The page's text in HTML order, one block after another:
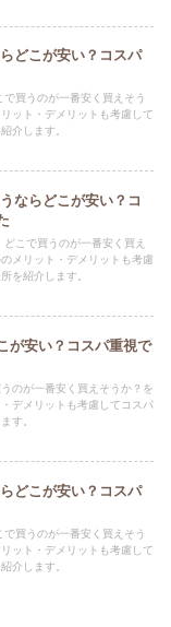
どこが安い？コスパ
買うのが一番安く買えそう
ット・デメリットも考慮して
介します。
ならどこが安い？コ
こで買うのが一番安く買え
メリット・デメリットも考慮
を紹介します。
が安い？コスパ重視で
のが一番安く買えそうか？を
デメリットも考慮してコスパ
す。
どこが安い？コスパ
買うのが一番安く買えそう
ット・デメリットも考慮して
介します。